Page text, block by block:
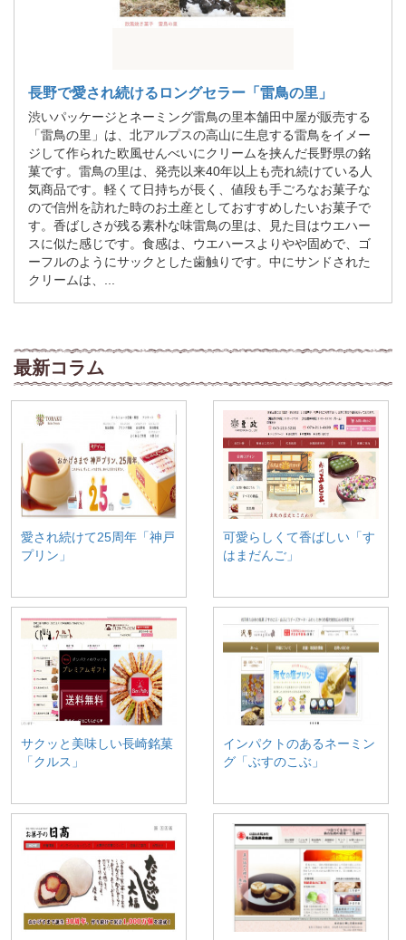
長野で愛され続けるロングセラー「雷鳥の里」
渋いパッケージとネーミング雷鳥の里本舗田中屋が販売する
「雷鳥の里」は、北アルプスの高山に生息する雷鳥をイメー
ジして作られた欧風せんべいにクリームを挟んだ長野県の銘
菓です。雷鳥の里は、発売以来40年以上も売れ続けている人
気商品です。軽くて日持ちが長く、値段も手ごろなお菓子な
ので信州を訪れた時のお土産としておすすめしたいお菓子で
す。香ばしさが残る素朴な味雷鳥の里は、見た目はウエハー
スに似た感じです。食感は、ウエハースよりやや固めで、ゴ
ーフルのようにサックとした歯触りです。中にサンドされた
クリームは、...
最新コラム
愛され続けて25周年「神戸
プリン」
可愛らしくて香ばしい「す
はまだんご」
サクッと美味しい長崎銘菓
「クルス」
インパクトのあるネーミン
グ「ぶすのこぶ」